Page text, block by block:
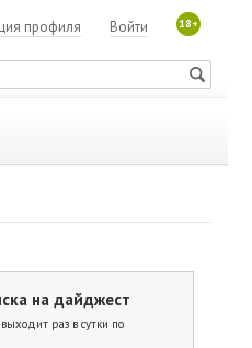
18+
Войти
профиля
на дайджест
выходит раз в сутки по